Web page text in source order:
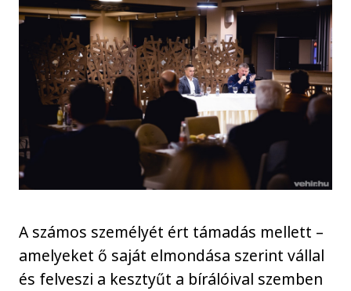
A számos személyét ért támadás mellett –
amelyeket ő saját elmondása szerint vállal
és felveszi a kesztyűt a bírálóival szemben